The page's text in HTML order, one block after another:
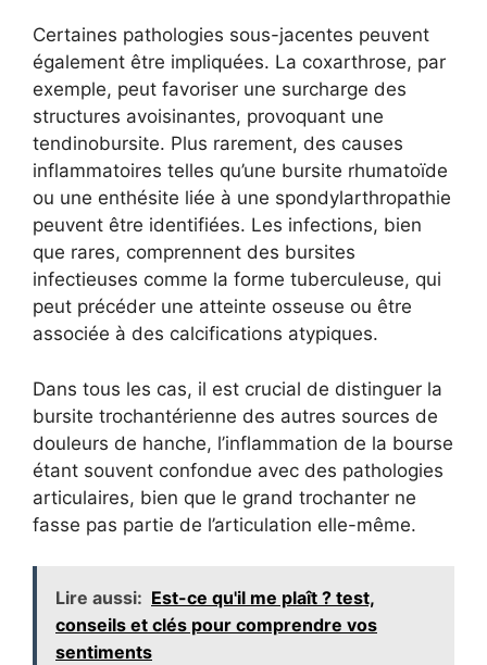
Certaines pathologies sous-jacentes peuvent
également être impliquées. La coxarthrose, par
exemple, peut favoriser une surcharge des
structures avoisinantes, provoquant une
tendinobursite. Plus rarement, des causes
inflammatoires telles qu’une bursite rhumatoïde
ou une enthésite liée à une spondylarthropathie
peuvent être identifiées. Les infections, bien
que rares, comprennent des bursites
infectieuses comme la forme tuberculeuse, qui
peut précéder une atteinte osseuse ou être
associée à des calcifications atypiques.
Dans tous les cas, il est crucial de distinguer la
bursite trochantérienne des autres sources de
douleurs de hanche, l’inflammation de la bourse
étant souvent confondue avec des pathologies
articulaires, bien que le grand trochanter ne
fasse pas partie de l’articulation elle-même.
Lire aussi: Est-ce qu'il me plaît ? test,
conseils et clés pour comprendre vos
sentiments